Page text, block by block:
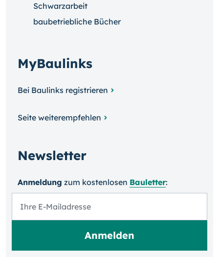
Schwarzarbeit
baubetriebliche Bücher
MyBaulinks
Bei Baulinks registrieren
Seite weiterempfehlen
Newsletter
Anmeldung zum kosten­losen Bauletter: